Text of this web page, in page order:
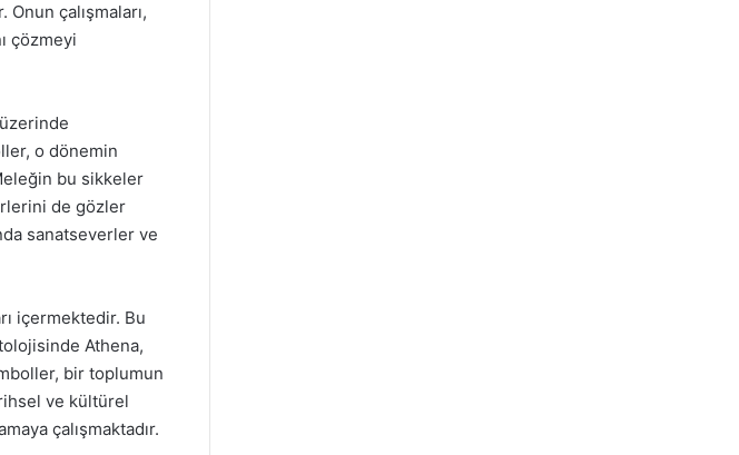
çalışmaları,
çözmeyi
o dönemin
bu sikkeler
de gözler
sanatseverler ve
içermektedir. Bu
Athena,
bir toplumun
ve kültürel
çalışmaktadır.